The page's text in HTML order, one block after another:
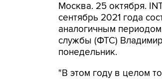
Москва. 25 октября.
сентябрь 2021 года
аналогичным
службы (ФТС)
понедельник.
"В этом году в целом